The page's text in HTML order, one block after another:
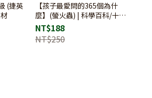
(捷英
【孩子最愛問的365個為什
麼】(螢火蟲) | 科學百科/十萬
個為什麼
NT$188
NT$250